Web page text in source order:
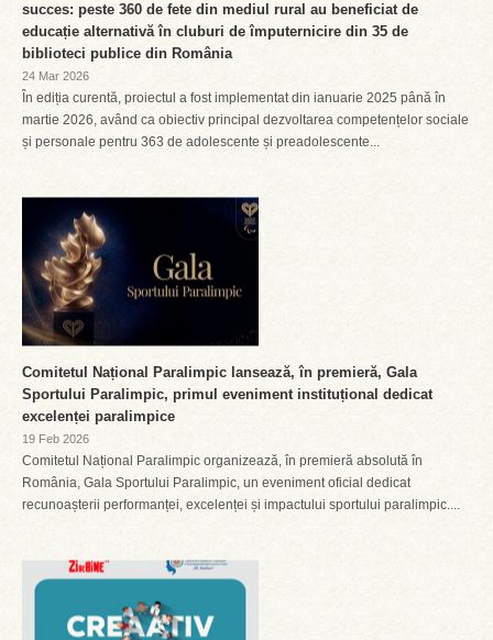
succes: peste 360 de fete din mediul rural au beneficiat de
educație alternativă în cluburi de împuternicire din 35 de
biblioteci publice din România
24 Mar 2026
În ediția curentă, proiectul a fost implementat din ianuarie 2025 până în
martie 2026, având ca obiectiv principal dezvoltarea competențelor sociale
și personale pentru 363 de adolescente și preadolescente...
Comitetul Național Paralimpic lansează, în premieră, Gala
Sportului Paralimpic, primul eveniment instituțional dedicat
excelenței paralimpice
19 Feb 2026
Comitetul Național Paralimpic organizează, în premieră absolută în
România, Gala Sportului Paralimpic, un eveniment oficial dedicat
recunoașterii performanței, excelenței și impactului sportului paralimpic....